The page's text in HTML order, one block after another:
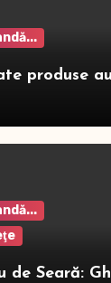
produse
de Seară: